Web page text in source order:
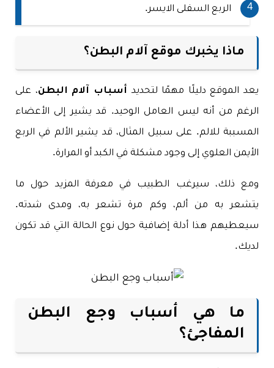
الربع السفلى الايسر.
ماذا يخبرك موقع آلام البطن؟
يعد الموقع دليلًا مهمًا لتحديد أسباب آلام البطن، على
الرغم من أنه ليس العامل الوحيد. قد يشير إلى الأعضاء
المسببة للالم. على سبيل المثال، قد يشير الألم في الربع
الأيمن العلوي إلى وجود مشكلة في الكبد أو المرارة.
ومع ذلك، سيرغب الطبيب في معرفة المزيد حول ما
يتشعر به من ألم، وكم مرة تشعر به، ومدى شدته.
سيعطيهم هذا أدلة إضافية حول نوع الحالة التي قد تكون
لديك.
ما هي أسباب وجع البطن
المفاجئ؟